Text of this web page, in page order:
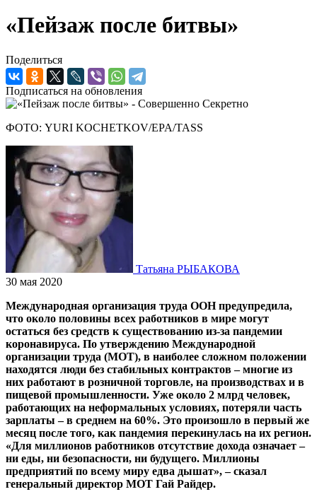
«Пейзаж после битвы»
Поделиться
Подписаться на обновления
ФОТО: YURI KOCHETKOV/EPA/TASS
Татьяна РЫБАКОВА
30 мая 2020
Международная организация труда ООН предупредила,
что около половины всех работников в мире могут
остаться без средств к существованию из-за пандемии
коронавируса. По утверждению Международной
организации труда (МОТ), в наиболее сложном положении
находятся люди без стабильных контрактов – многие из
них работают в розничной торговле, на производствах и в
пищевой промышленности. Уже около 2 млрд человек,
работающих на неформальных условиях, потеряли часть
зарплаты – в среднем на 60%. Это произошло в первый же
месяц после того, как пандемия перекинулась на их регион.
«Для миллионов работников отсутствие дохода означает –
ни еды, ни безопасности, ни будущего. Миллионы
предприятий по всему миру едва дышат», – сказал
генеральный директор МОТ Гай Райдер.